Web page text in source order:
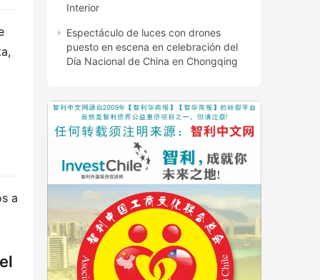
a
Interior
Espectáculo de luces con drones
puesto en escena en celebración del
Día Nacional de China en Chongqing